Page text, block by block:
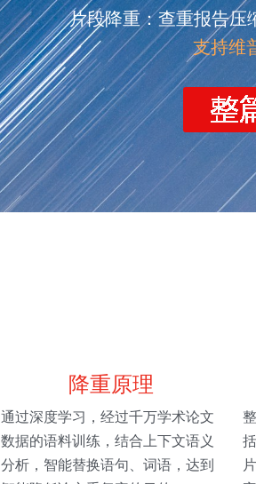
片段降重：查重报告压
支持维
降重原理
通过深度学习，经过千万学术论文
数据的语料训练，结合上下文语义
分析，智能替换语句、词语，达到